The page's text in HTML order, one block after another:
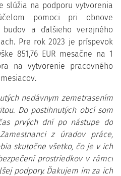
slúžia na podporu vytvorenia
pomoci pri obnove
budov a ďalšieho verejného
Pre rok 2023 je príspevok
851,76 EUR mesačne na 1
na vytvorenie pracovného
nedávnym zemetrasením
Do postihnutých obcí som
prvých dní po nástupe do
z úradov práce,
skutočne všetko, čo je v ich
prostriedkov v rámci
podpory. Ďakujem im za ich